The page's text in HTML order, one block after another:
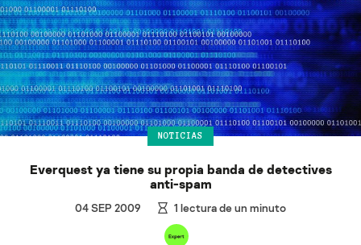
NOTICIAS
Everquest ya tiene su propia banda de detectives
anti-spam
04 SEP 2009 1 lectura de un minuto